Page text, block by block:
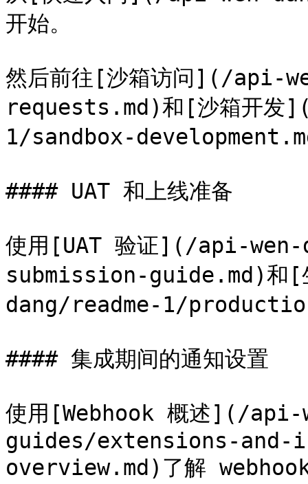
开始。
然后前往[沙箱访问](/api-
requests.md)和[沙箱开
1/sandbox-
#### UAT 和上线准备
使用[UAT 验证](/api-
submission-guide.md)和
dang/readme-1/
#### 集成期间的通知设置
使用[Webhook 概述](/
guides/extensions-and-
overview.md)了解